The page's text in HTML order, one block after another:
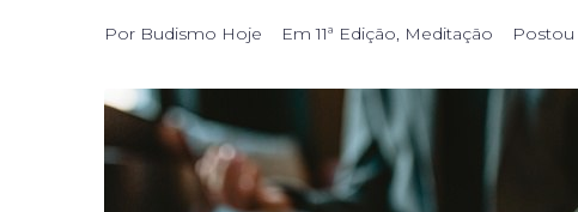
Por Budismo Hoje Em11ª Edição, Meditação Postou